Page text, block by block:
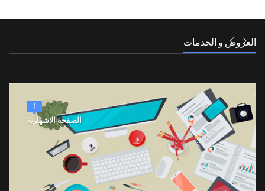
العروض و الخدمات
1
الصفحة الاشهارية